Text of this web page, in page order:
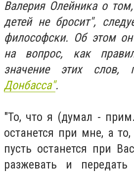
Валерия Олейника о
детей не бросит",
философски. Об этом
на вопрос, как
значение этих слов,
Донбасса".
"То, что я (думал -
останется при мне, а
пусть останется при
разжевать и